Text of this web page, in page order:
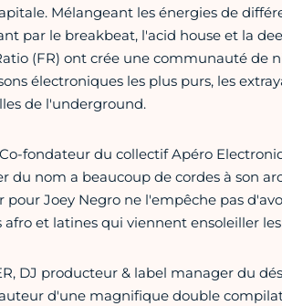
Mélangeant les énergies de
par le breakbeat, l'acid house et la
(FR) ont crée une communauté de
électroniques les plus purs, les
de l'underground.
Co-fondateur du collectif Apéro
du nom a beaucoup de cordes à son
pour Joey Negro ne l'empêche pas
afro et latines qui viennent ensoleiller
DJ producteur & label manager du
auteur d'une magnifique double